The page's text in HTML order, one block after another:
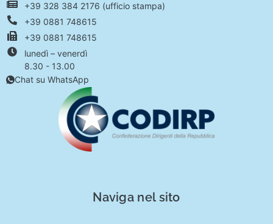
+39 328 384 2176 (ufficio stampa)
+39 0881 748615
+39 0881 748615
lunedì – venerdì
8.30 - 13.00
Chat su WhatsApp
Naviga nel sito